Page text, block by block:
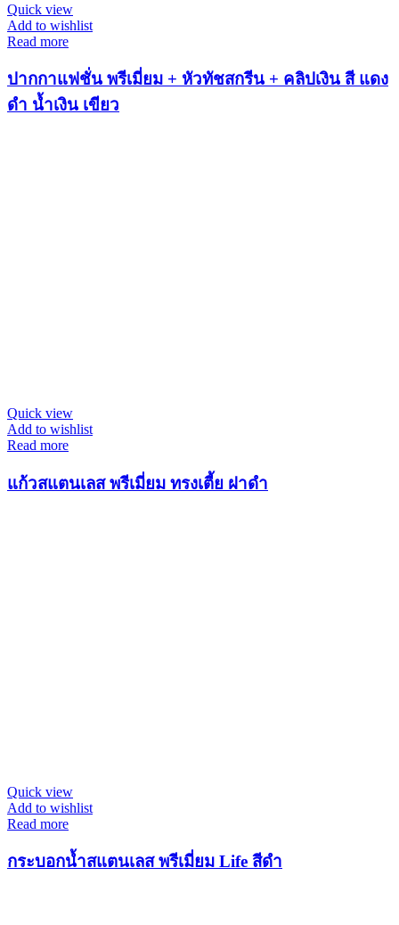
Quick view
Add to wishlist
Read more
ปากกาแฟชั่น พรีเมี่ยม + หัวทัชสกรีน + คลิปเงิน สี แดง
ดำ น้ำเงิน เขียว
Quick view
Add to wishlist
Read more
แก้วสแตนเลส พรีเมี่ยม ทรงเตี้ย ฝาดำ
Quick view
Add to wishlist
Read more
กระบอกน้ำสแตนเลส พรีเมี่ยม Life สีดำ